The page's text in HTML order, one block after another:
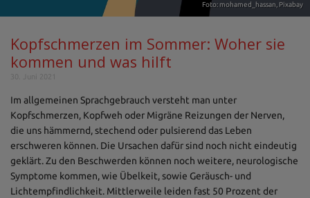
Foto: mohamed_hassan, Pixabay
Kopfschmerzen im Sommer: Woher sie
kommen und was hilft
Im allgemeinen Sprachgebrauch versteht man unter
Kopfschmerzen, Kopfweh oder Migräne Reizungen der Nerven,
die uns hämmernd, stechend oder pulsierend das Leben
erschweren können. Die Ursachen dafür sind noch nicht eindeutig
geklärt. Zu den Beschwerden können noch weitere, neurologische
Symptome kommen, wie Übelkeit, sowie Geräusch- und
Lichtempfindlichkeit. Mittlerweile leiden fast 50 Prozent der